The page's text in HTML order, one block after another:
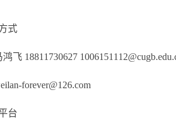
式
飞 18811730627
forever@126.com
台